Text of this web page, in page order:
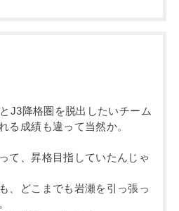
J3降格圏を脱出したいチーム
る成績も違って当然か。
て、昇格目指していたんじゃ
、どこまでも岩瀬を引っ張っ